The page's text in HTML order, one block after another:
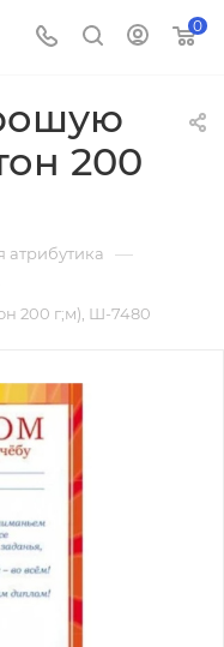
0
200
атрибутика —
200 г;м), Ш-7480